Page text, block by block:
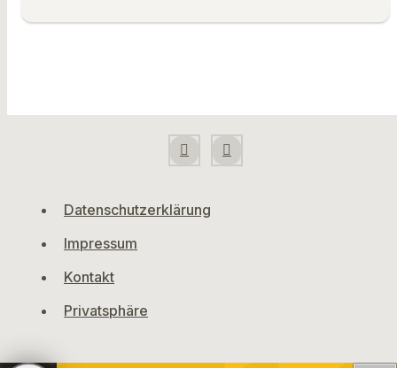
Datenschutzerklärung
Impressum
Kontakt
Privatsphäre